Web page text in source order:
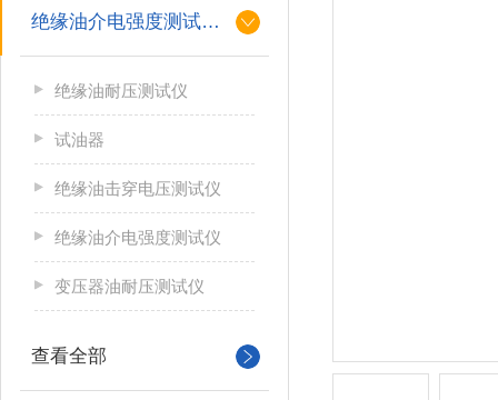
绝缘油介电强度测试仪系列
绝缘油耐压测试仪
试油器
绝缘油击穿电压测试仪
绝缘油介电强度测试仪
变压器油耐压测试仪
查看全部